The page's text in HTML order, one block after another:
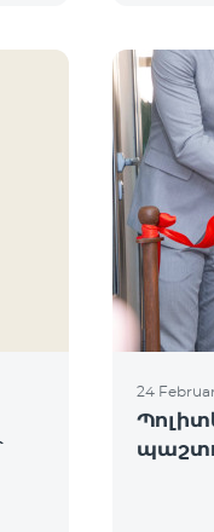
24